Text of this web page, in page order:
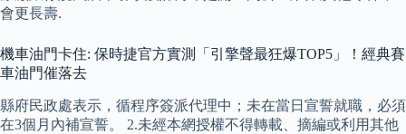
會更長壽.
機車油門卡住: 保時捷官方實測「引擎聲最狂爆TOP5」！經典賽
車油門催落去
縣府民政處表示，循程序簽派代理中；未在當日宣誓就職，必須
在3個月內補宣誓。 2.未經本網授權不得轉載、摘編或利用其他